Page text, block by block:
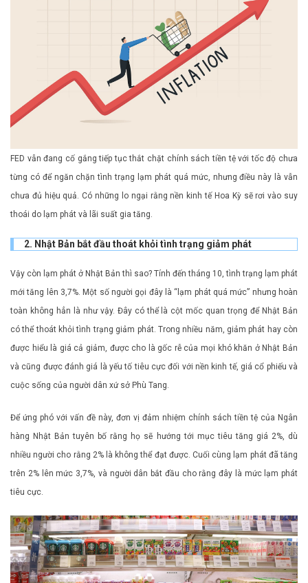
FED vẫn đang cố gắng tiếp tục thắt chặt chính sách tiền tệ với tốc độ chưa
từng có để ngăn chặn tình trạng lạm phát quá mức, nhưng điều này là vẫn
chưa đủ hiệu quả. Có những lo ngại rằng nền kinh tế Hoa Kỳ sẽ rơi vào suy
thoái do lạm phát và lãi suất gia tăng.
2. Nhật Bản bắt đầu thoát khỏi tình trạng giảm phát
Vậy còn lạm phát ở Nhật Bản thì sao? Tính đến tháng 10, tình trạng lạm phát
mới tăng lên 3,7%. Một số người gọi đây là “lạm phát quá mức” nhưng hoàn
toàn không hẳn là như vậy. Đây có thể là cột mốc quan trọng để Nhật Bản
có thể thoát khỏi tình trạng giảm phát. Trong nhiều năm, giảm phát hay còn
được hiểu là giá cả giảm, được cho là gốc rễ của mọi khó khăn ở Nhật Bản
và cũng được đánh giá là yếu tố tiêu cực đối với nền kinh tế, giá cổ phiếu và
cuộc sống của người dân xứ sở Phù Tang.
Để ứng phó với vấn đề này, đơn vị đảm nhiệm chính sách tiền tệ của Ngân
hàng Nhật Bản tuyên bố rằng họ sẽ hướng tới mục tiêu tăng giá 2%, dù
nhiều người cho rằng 2% là không thể đạt được. Cuối cùng lạm phát đã tăng
trên 2% lên mức 3,7%, và người dân bắt đầu cho rằng đây là mức lạm phát
tiêu cực.